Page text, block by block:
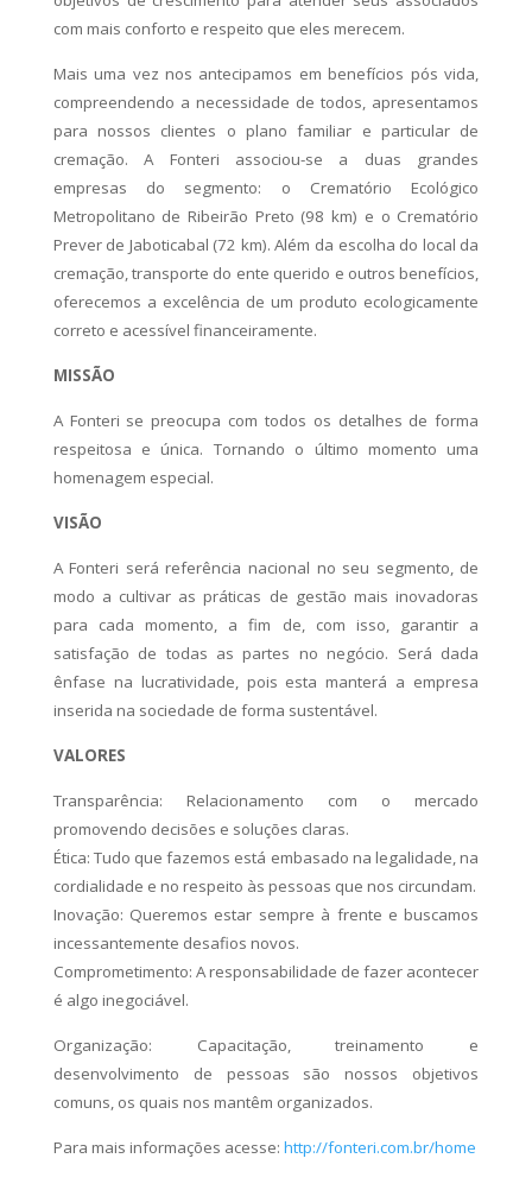
com mais conforto e respeito que eles merecem.
Mais uma vez nos antecipamos em benefícios pós vida,
compreendendo a necessidade de todos, apresentamos
para nossos clientes o plano familiar e particular de
cremação. A Fonteri associou-se a duas grandes
empresas do segmento: o Crematório Ecológico
Metropolitano de Ribeirão Preto (98 km) e o Crematório
Prever de Jaboticabal (72 km). Além da escolha do local da
cremação, transporte do ente querido e outros benefícios,
oferecemos a excelência de um produto ecologicamente
correto e acessível financeiramente.
MISSÃO
A Fonteri se preocupa com todos os detalhes de forma
respeitosa e única. Tornando o último momento uma
homenagem especial.
VISÃO
A Fonteri será referência nacional no seu segmento, de
modo a cultivar as práticas de gestão mais inovadoras
para cada momento, a fim de, com isso, garantir a
satisfação de todas as partes no negócio. Será dada
ênfase na lucratividade, pois esta manterá a empresa
inserida na sociedade de forma sustentável.
VALORES
Transparência: Relacionamento com o mercado
promovendo decisões e soluções claras.
Ética: Tudo que fazemos está embasado na legalidade, na
cordialidade e no respeito às pessoas que nos circundam.
Inovação: Queremos estar sempre à frente e buscamos
incessantemente desafios novos.
Comprometimento: A responsabilidade de fazer acontecer
é algo inegociável.
Organização: Capacitação, treinamento e
desenvolvimento de pessoas são nossos objetivos
comuns, os quais nos mantêm organizados.
Para mais informações acesse: http://fonteri.com.br/home